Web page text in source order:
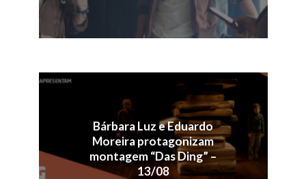
Bárbara Luz e Eduardo
Moreira protagonizam
montagem “Das Ding” –
13/08